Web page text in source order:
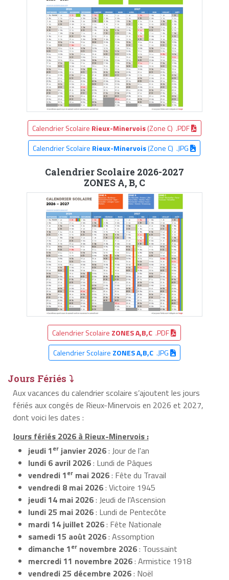
Calendrier Scolaire Rieux-Minervois(Zone C) .PDF
Calendrier Scolaire Rieux-Minervois(Zone C) .JPG
Calendrier Scolaire 2026-2027
ZONES A, B, C
Calendrier Scolaire ZONES A,B,C .PDF
Calendrier Scolaire ZONES A,B,C.JPG
Jours Fériés ⤵
Aux vacances du calendrier scolaire s’ajoutent les jours
fériés aux congés de Rieux-Minervois en 2026 et 2027,
dont voici les dates :
Jours fériés 2026 à Rieux-Minervois :
jeudi 1er janvier 2026: Jour de l'an
lundi 6 avril 2026: Lundi de Pâques
vendredi 1er mai 2026: Fête du Travail
vendredi 8 mai 2026: Victoire 1945
jeudi 14 mai 2026: Jeudi de l'Ascension
lundi 25 mai 2026: Lundi de Pentecôte
mardi 14 juillet 2026: Fête Nationale
samedi 15 août 2026: Assomption
dimanche 1er novembre 2026: Toussaint
mercredi 11 novembre 2026: Armistice 1918
vendredi 25 décembre 2026: Noël